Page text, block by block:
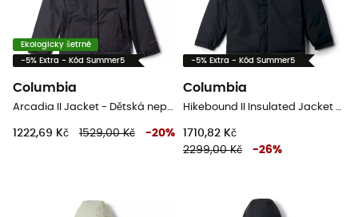
Ekologicky šetrné
-5% Extra - Kód Summer5
Columbia
Arcadia II Jacket - Dětská nepromokavá bunda
1222,69 Kč 1529,00 Kč -20%
-5% Extra - Kód Summer5
Columbia
Hikebound II Insulated Jacket - Dětská nepromokavá bunda
1710,82 Kč
2299,00 Kč
-26%